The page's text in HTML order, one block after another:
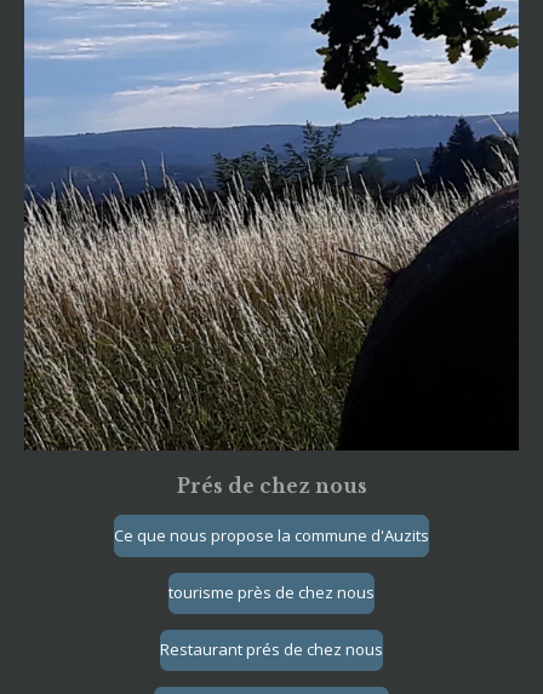
Prés de chez nous
Ce que nous propose la commune d'Auzits
tourisme près de chez nous
Restaurant prés de chez nous